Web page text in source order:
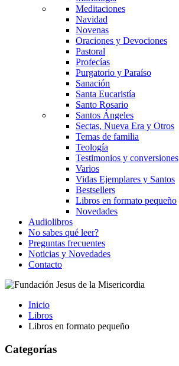
Meditaciones
Navidad
Novenas
Oraciones y Devociones
Pastoral
Profecías
Purgatorio y Paraíso
Sanación
Santa Eucaristía
Santo Rosario
Santos Ángeles
Sectas, Nueva Era y Otros
Temas de familia
Teología
Testimonios y conversiones
Varios
Vidas Ejemplares y Santos
Bestsellers
Libros en formato pequeño
Novedades
Audiolibros
No sabes qué leer?
Preguntas frecuentes
Noticias y Novedades
Contacto
Inicio
Libros
Libros en formato pequeño
Categorías